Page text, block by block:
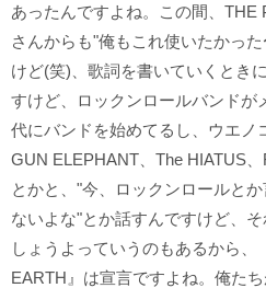
あったんですよね。この間、THE
さんからも"俺もこれ使いたかっ
けど(笑)、歌詞を書いていくとき
すけど、ロックンロールバンドが
代にバンドを始めてるし、ウエノ
GUN ELEPHANT、The HIATUS
とかと、"今、ロックンロールと
ないよな"とか話すんですけど、
しょうよっていうのもあるから、
EARTH』は宣言ですよね。俺た